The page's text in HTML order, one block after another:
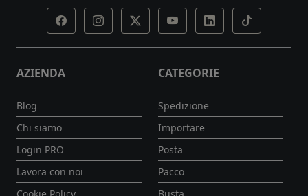
AZIENDA
Blog
Chi siamo
Login PRO
Lavora con noi
Cookie Policy
CATEGORIE
Spedizione
Importare
Posta
Pacco
Busta